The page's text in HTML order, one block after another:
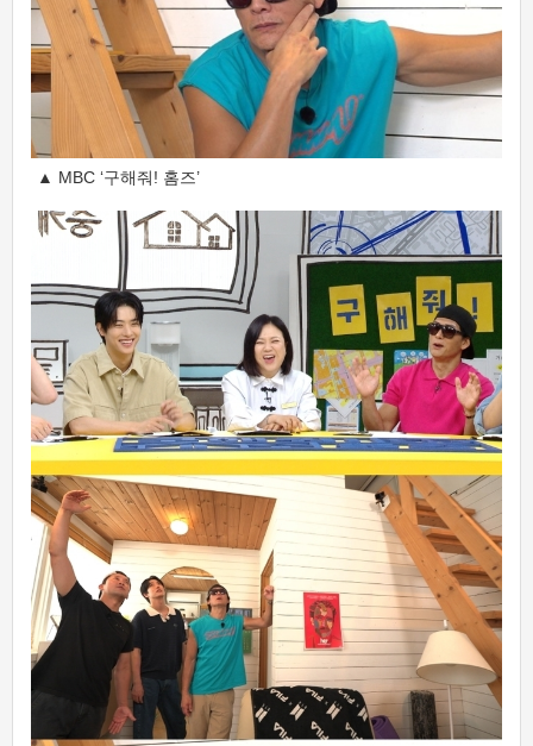
▲ MBC ‘구해줘! 홈즈’